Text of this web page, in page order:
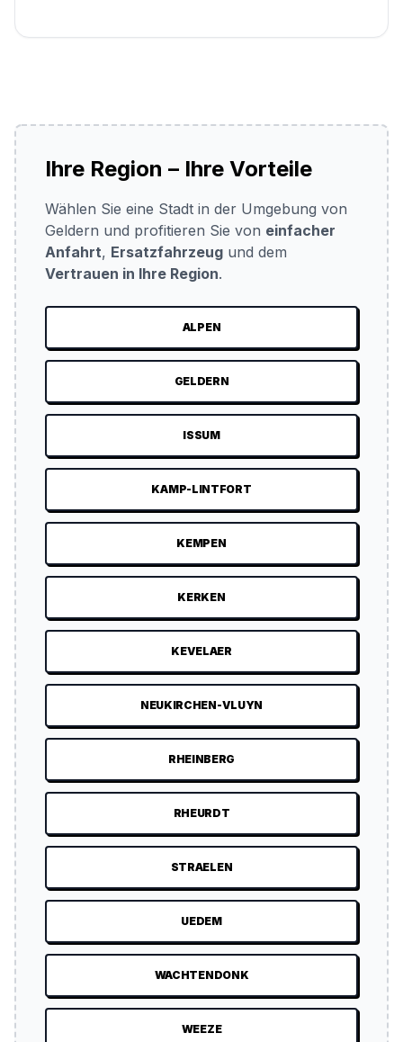
Ihre Region – Ihre Vorteile
Wählen Sie eine Stadt in der Umgebung von
Geldern und profitieren Sie von einfacher
Anfahrt, Ersatzfahrzeug und dem
Vertrauen in Ihre Region.
ALPEN
GELDERN
ISSUM
KAMP-LINTFORT
KEMPEN
KERKEN
KEVELAER
NEUKIRCHEN-VLUYN
RHEINBERG
RHEURDT
STRAELEN
UEDEM
WACHTENDONK
WEEZE